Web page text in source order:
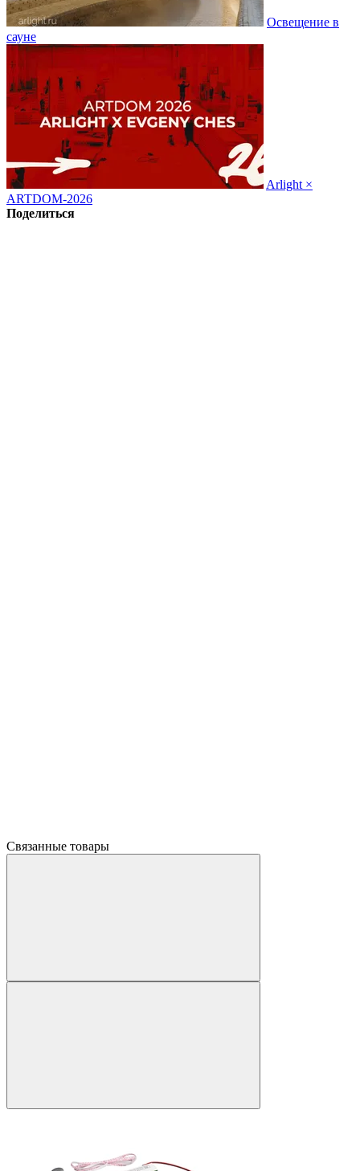
Освещение в
сауне
Arlight ×
ARTDOM-2026
Поделиться
Связанные товары